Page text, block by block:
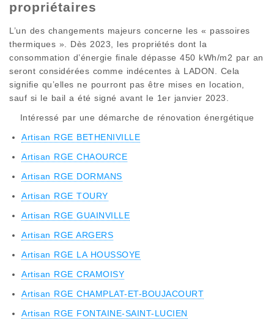
propriétaires
L’un des changements majeurs concerne les « passoires
thermiques ». Dès 2023, les propriétés dont la
consommation d’énergie finale dépasse 450 kWh/m2 par an
seront considérées comme indécentes à LADON. Cela
signifie qu’elles ne pourront pas être mises en location,
sauf si le bail a été signé avant le 1er janvier 2023.
Intéressé par une démarche de rénovation énergétique
Artisan RGE BETHENIVILLE
Artisan RGE CHAOURCE
Artisan RGE DORMANS
Artisan RGE TOURY
Artisan RGE GUAINVILLE
Artisan RGE ARGERS
Artisan RGE LA HOUSSOYE
Artisan RGE CRAMOISY
Artisan RGE CHAMPLAT-ET-BOUJACOURT
Artisan RGE FONTAINE-SAINT-LUCIEN